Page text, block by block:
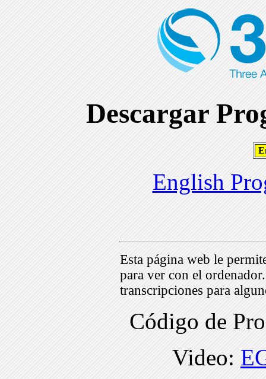
Descargar
English
Esta página web le
para ver con el
transcripciones para
Código de
Video: